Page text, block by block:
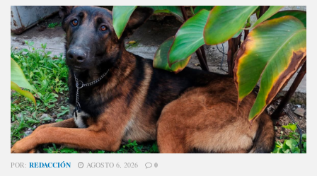
POR: REDACCIÓN AGOSTO 6, 2026 0